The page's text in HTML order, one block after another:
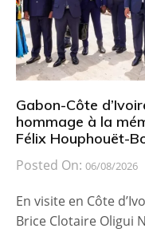
Gabon-Côte
hommage à la
Félix Houphouët-
Posted On: 06/08/2026
En visite en Côte
Brice Clotaire Oligui